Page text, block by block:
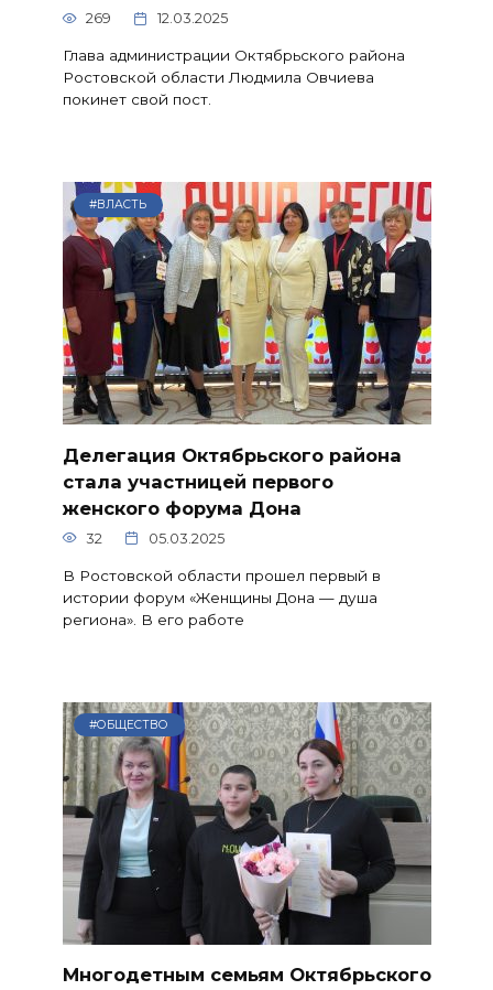
269 12.03.2025
Глава администрации Октябрьского района
Ростовской области Людмила Овчиева
покинет свой пост.
#ВЛАСТЬ
Делегация Октябрьского района
стала участницей первого
женского форума Дона
32 05.03.2025
В Ростовской области прошел первый в
истории форум «Женщины Дона — душа
региона». В его работе
#ОБЩЕСТВО
Многодетным семьям Октябрьского